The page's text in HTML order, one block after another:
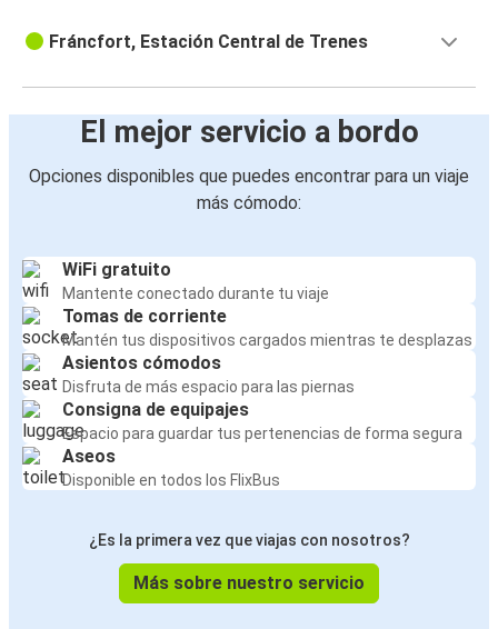
Fráncfort, Estación Central de Trenes
El mejor servicio a bordo
Opciones disponibles que puedes encontrar para un viaje
más cómodo:
WiFi gratuito
Mantente conectado durante tu viaje
Tomas de corriente
Mantén tus dispositivos cargados mientras te desplazas
Asientos cómodos
Disfruta de más espacio para las piernas
Consigna de equipajes
Espacio para guardar tus pertenencias de forma segura
Aseos
Disponible en todos los FlixBus
¿Es la primera vez que viajas con nosotros?
Más sobre nuestro servicio